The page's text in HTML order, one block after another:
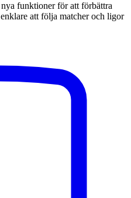
funktioner för att förbättra
att följa matcher och ligor